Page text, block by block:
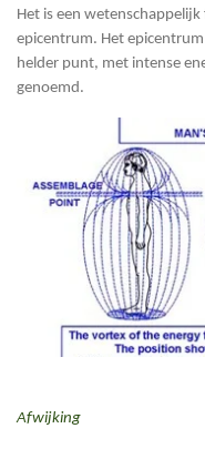
Het is een
epicentrum. Het
helder punt, met intense
genoemd.
Afwijking